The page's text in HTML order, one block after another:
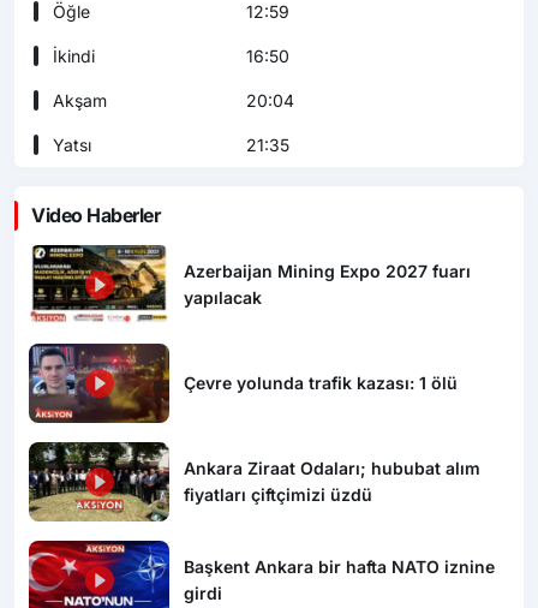
Öğle 12:59
İkindi 16:50
Akşam 20:04
Yatsı 21:35
Video Haberler
Azerbaijan Mining Expo 2027 fuarı
yapılacak
Çevre yolunda trafik kazası: 1 ölü
Ankara Ziraat Odaları; hububat alım
fiyatları çiftçimizi üzdü
Başkent Ankara bir hafta NATO iznine
girdi